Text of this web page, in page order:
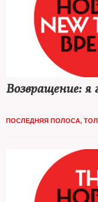
Возвращение: я
ПОСЛЕДНЯЯ ПОЛОСА,